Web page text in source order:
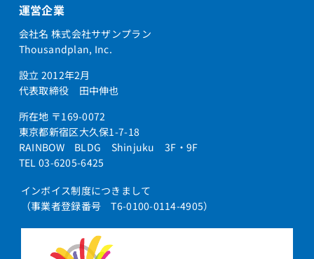
運営企業
会社名 株式会社サザンプラン
Thousandplan, Inc.
設立 2012年2月
代表取締役 田中伸也
所在地 〒169-0072
東京都新宿区大久保1-7-18
RAINBOW BLDG Shinjuku 3F・9F
TEL 03-6205-6425
インボイス制度につきまして
（事業者登録番号 T6-0100-0114-4905）